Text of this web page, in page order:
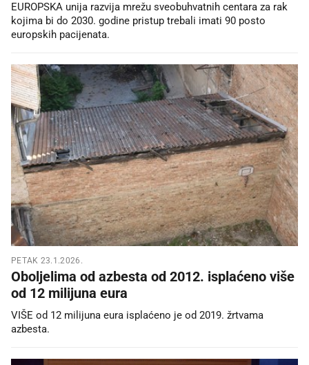
EUROPSKA unija razvija mrežu sveobuhvatnih centara za rak
kojima bi do 2030. godine pristup trebali imati 90 posto
europskih pacijenata.
PETAK 23.1.2026.
Oboljelima od azbesta od 2012. isplaćeno više
od 12 milijuna eura
VIŠE od 12 milijuna eura isplaćeno je od 2019. žrtvama
azbesta.